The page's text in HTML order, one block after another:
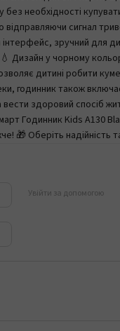
без необхідності
сигнал
зручний для
Дизайн у чорному
дитині робити
годинник також
здоровий спосіб
Годинник Kids A130
🎁 Оберіть надійність
Увійти за допомогою